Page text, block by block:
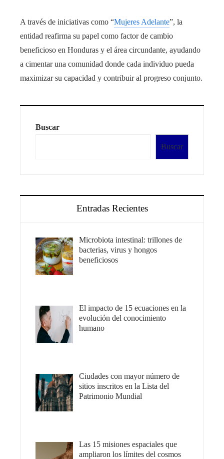
A través de iniciativas como “Mujeres Adelante”, la
entidad reafirma su papel como factor de cambio
beneficioso en Honduras y el área circundante, ayudando
a cimentar una comunidad donde cada individuo pueda
maximizar su capacidad y contribuir al progreso conjunto.
Buscar
Buscar
Entradas Recientes
Microbiota intestinal: trillones de
bacterias, virus y hongos
beneficiosos
El impacto de 15 ecuaciones en la
evolución del conocimiento
humano
Ciudades con mayor número de
sitios inscritos en la Lista del
Patrimonio Mundial
Las 15 misiones espaciales que
ampliaron los límites del cosmos